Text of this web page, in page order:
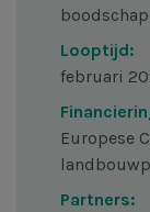
Looptijd:
februari
Europese
Partners: